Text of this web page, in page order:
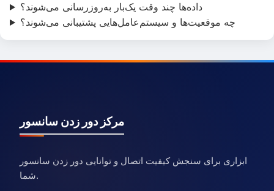
داده‌ها چند وقت یک‌بار به‌روزرسانی می‌شوند؟
چه موقعیت‌ها و سیستم‌عامل‌هایی پشتیبانی می‌شوند؟
مرکز دور زدن سانسور
ابزاری برای سنجش کیفیت اتصال و توانایی دور زدن سانسور
شما.